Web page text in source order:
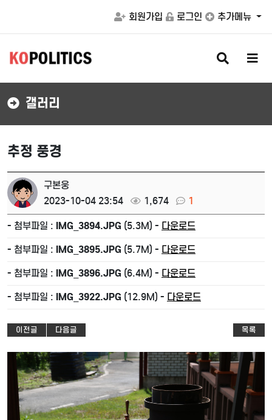
회원가입 로그인 추가메뉴
검
색
버
메
버
갤러리
추정 풍경
구본웅
2023-10-04 23:54
1,674 1
- 첨부파일 : IMG_3894.JPG (5.3M) - 다운로드
- 첨부파일 : IMG_3895.JPG (5.7M) - 다운로드
- 첨부파일 : IMG_3896.JPG (6.4M) - 다운로드
- 첨부파일 : IMG_3922.JPG (12.9M) - 다운로드
이전글 다음글 목록